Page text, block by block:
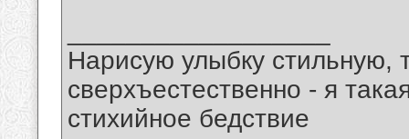
Нарисую улыбку стильную,
сверхъестественно - я
стихийное бедствие